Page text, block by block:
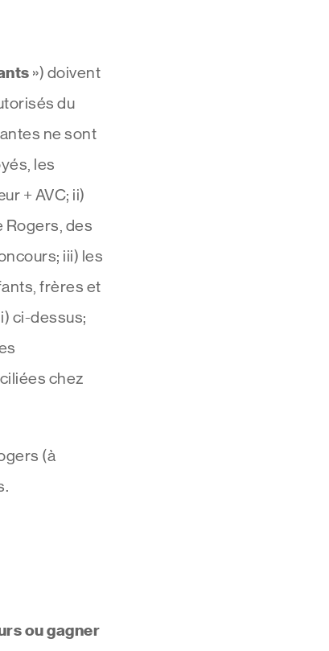
») doivent
du
ne sont
les
+ AVC; ii)
Rogers, des
iii) les
frères et
ci-dessus;
chez
(à
ou gagner